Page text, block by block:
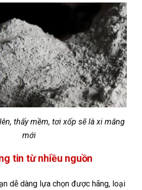
thấy mềm, tơi xốp sẽ là xi măng
mới
tin từ nhiều nguồn
dễ dàng lựa chọn được hãng, loại